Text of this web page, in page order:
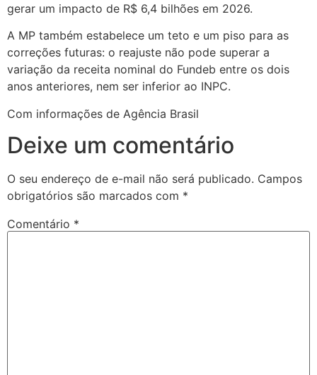
gerar um impacto de R$ 6,4 bilhões em 2026.
A MP também estabelece um teto e um piso para as
correções futuras: o reajuste não pode superar a
variação da receita nominal do Fundeb entre os dois
anos anteriores, nem ser inferior ao INPC.
Com informações de Agência Brasil
Deixe um comentário
O seu endereço de e-mail não será publicado. Campos
obrigatórios são marcados com *
Comentário *